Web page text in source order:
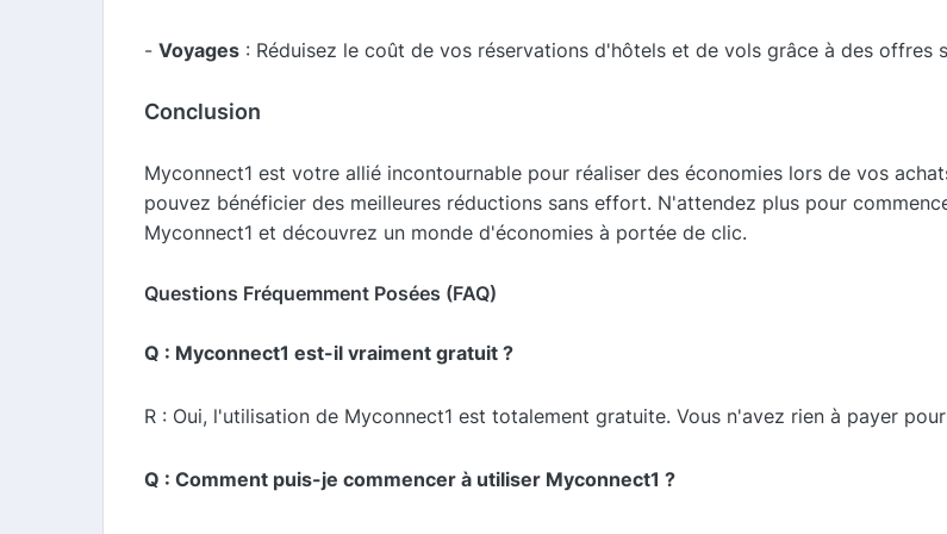
- Voyages : Réduisez le coût de vos réservations d'hôtels et de vols grâce à des offres
Conclusion
Myconnect1 est votre allié incontournable pour réaliser des économies lors de vos
pouvez bénéficier des meilleures réductions sans effort. N'attendez plus pour
Myconnect1 et découvrez un monde d'économies à portée de clic.
Questions Fréquemment Posées (FAQ)
Q : Myconnect1 est-il vraiment gratuit ?
R : Oui, l'utilisation de Myconnect1 est totalement gratuite. Vous n'avez rien à payer
Q : Comment puis-je commencer à utiliser Myconnect1 ?